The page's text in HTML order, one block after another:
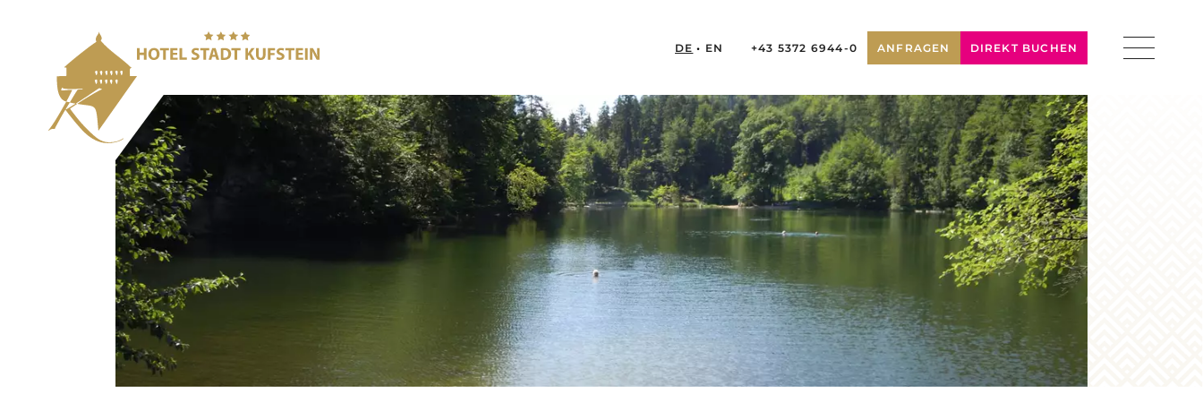
DE EN +43 5372 6944-0 ANFRAGEN DIREKT BUCHEN